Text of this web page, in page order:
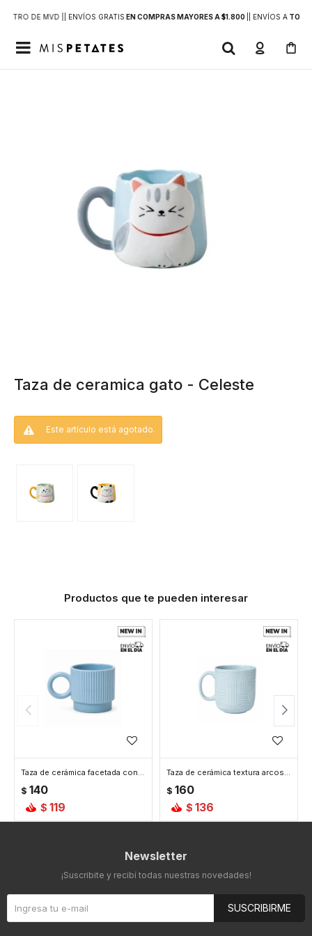
DE MVD | | ENVÍOS GRATIS EN COMPRAS MAYORES A $1.800 | ENVÍOS ATODO

Taza de ceramica gato - Celeste
Este artículo está agotado.
Productos que te pueden interesar
Taza de cerámica facetada con asa circular - Celeste
$ 140
$ 119
Taza de cerámica textura arcos - Celeste
$ 160
$ 136
Newsletter
¡Suscribite y recibí todas nuestras novedades!
SUSCRIBIRME